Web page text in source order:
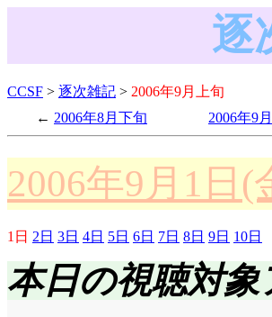
逐
CCSF > 逐次雑記 > 2006年9月上旬
2006年8月下旬
2006年9
2006年9月1日(
1日 2日 3日 4日 5日 6日 7日 8日 9日 10日
本日の視聴対